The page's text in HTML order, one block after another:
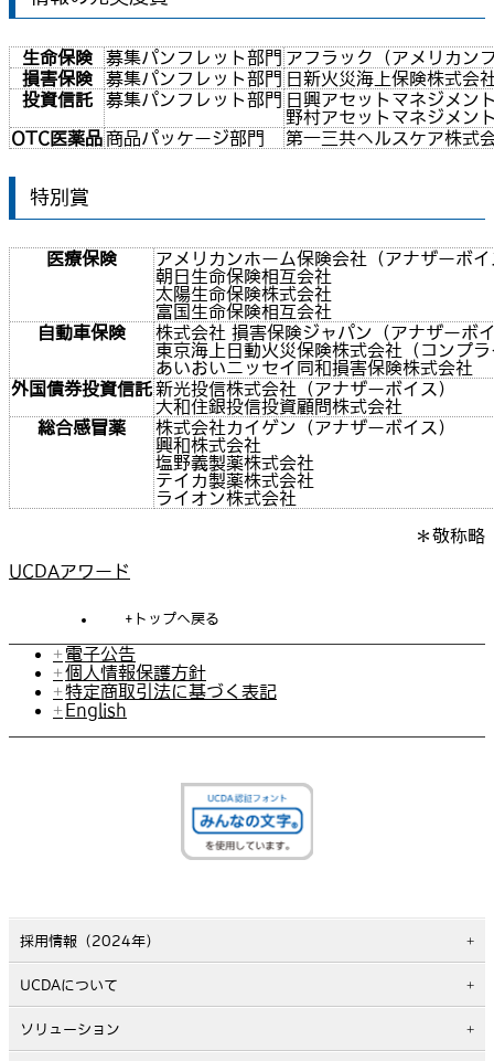
生命保険 募集パンフレット部門 アフラック（アメリカン
損害保険
募集パンフレット部門 日新火災海上保険株式会
投資信託
募集パンフレット部門 日興アセットマネジメン
野村アセットマネジメン
OTC医薬品商品パッケージ部門 第一三共ヘルスケア株式
特別賞
医療保険
アメリカンホーム保険会社（アナザーボ
朝日生命保険相互会社
太陽生命保険株式会社
富国生命保険相互会社
自動車保険
株式会社 損害保険ジャパン（アナザーボ
東京海上日動火災保険株式会社（コンプ
あいおいニッセイ同和損害保険株式会社
外国債券投資信託新光投信株式会社（アナザーボイス）
大和住銀投信投資顧問株式会社
総合感冒薬
株式会社カイゲン（アナザーボイス）
興和株式会社
塩野義製薬株式会社
テイカ製薬株式会社
ライオン株式会社
＊敬称略
UCDAアワード
トップへ戻る
電子公告
個人情報保護方針
特定商取引法に基づく表記
English
採用情報（2024年）
UCDAについて
ソリューション